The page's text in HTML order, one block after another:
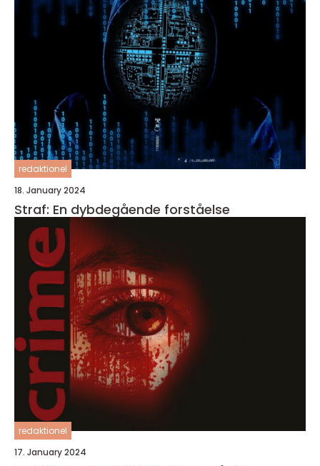
redaktionel
18. January 2024
Straf: En dybdegående forståelse
redaktionel
17. January 2024